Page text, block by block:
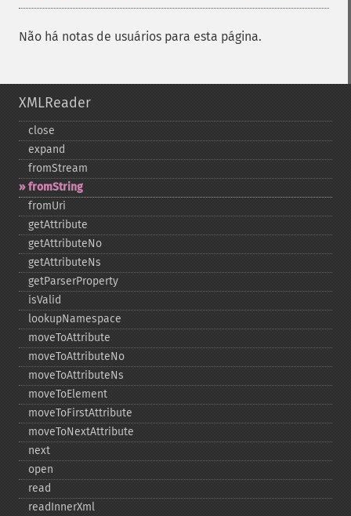
Não há notas de usuários para esta página.
XMLReader
close
expand
fromStream
fromString
fromUri
getAttribute
getAttributeNo
getAttributeNs
getParserProperty
isValid
lookupNamespace
moveToAttribute
moveToAttributeNo
moveToAttributeNs
moveToElement
moveToFirstAttribute
moveToNextAttribute
next
open
read
readInnerXml